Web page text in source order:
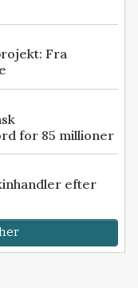
Fra
for 85 millioner
efter